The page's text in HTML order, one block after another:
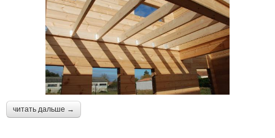
читать дальше →